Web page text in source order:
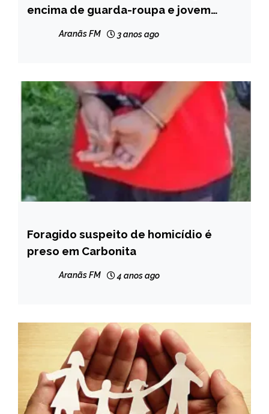
MINAS
encima de guarda-roupa e jovem
Aranãs FM 3 anos ago
CAPELINHA
MINAS
Foragido suspeito de homicídio é
preso em Carbonita
Aranãs FM 4 anos ago